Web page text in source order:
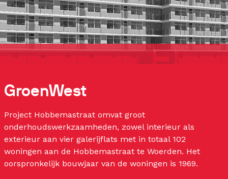
GroenWest
Project Hobbemastraat omvat groot
onderhoudswerkzaamheden, zowel interieur als
exterieur aan vier galerijflats met in totaal 102
woningen aan de Hobbemastraat te Woerden. Het
oorspronkelijk bouwjaar van de woningen is 1969.